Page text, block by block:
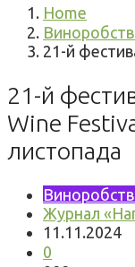
Home
21-й
21-й
Wine
листопада
Журнал
11.11.2024
0